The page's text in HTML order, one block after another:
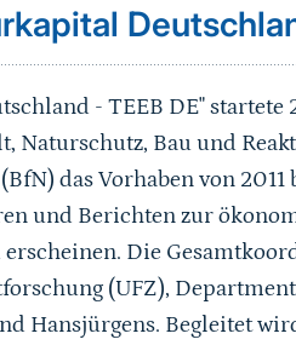
- TEEB DE" startete
Naturschutz, Bau und
das Vorhaben von
und Berichten zur
Die
(UFZ),
Hansjürgens. Begleitet